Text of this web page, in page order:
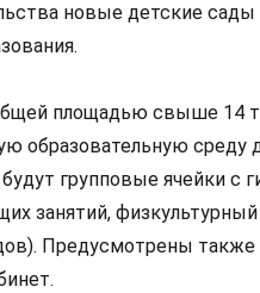
новые детские
площадью свыше 14
образовательную среду
групповые ячейки с
занятий,
Предусмотрены также